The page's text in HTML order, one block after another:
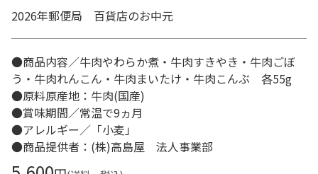
2026年郵便局 百貨店のお中元
●商品内容／牛肉やわらか煮・牛肉すきやき・牛肉ごぼ
う・牛肉れんこん・牛肉まいたけ・牛肉こんぶ 各55g
●原料原産地：牛肉(国産)
●賞味期間／常温で9ヵ月
●アレルギー／「小麦」
●商品提供者：(株)高島屋 法人事業部